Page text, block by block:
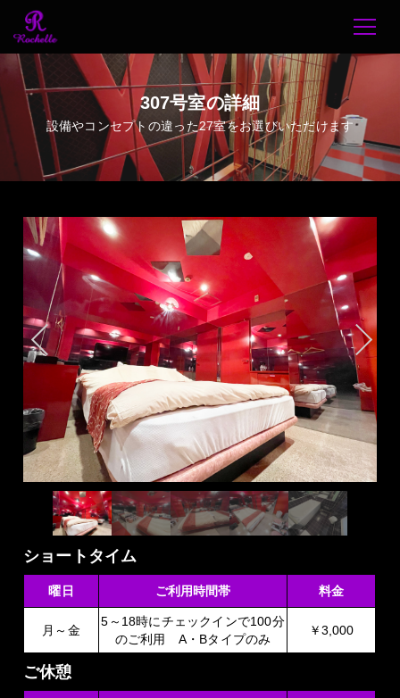
307号室の詳細
設備やコンセプトの違った27室をお選びいただけます
ショートタイム
曜日 ご利用時間帯 料金
月～金
5～18時にチェックインで100分
のご利用 A・Bタイプのみ
￥3,000
ご休憩